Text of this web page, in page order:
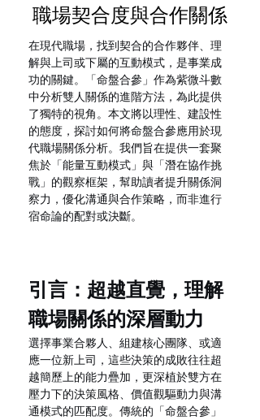
職場契合度與合作關係
在現代職場，找到契合的合作夥伴、理
解與上司或下屬的互動模式，是事業成
功的關鍵。「命盤合參」作為紫微斗數
中分析雙人關係的進階方法，為此提供
了獨特的視角。本文將以理性、建設性
的態度，探討如何將命盤合參應用於現
代職場關係分析。我們旨在提供一套聚
焦於「能量互動模式」與「潛在協作挑
戰」的觀察框架，幫助讀者提升關係洞
察力，優化溝通與合作策略，而非進行
宿命論的配對或決斷。
引言：超越直覺，理解
職場關係的深層動力
選擇事業合夥人、組建核心團隊、或適
應一位新上司，這些決策的成敗往往超
越簡歷上的能力疊加，更深植於雙方在
壓力下的決策風格、價值觀驅動力與溝
通模式的匹配度。傳統的「命盤合參」